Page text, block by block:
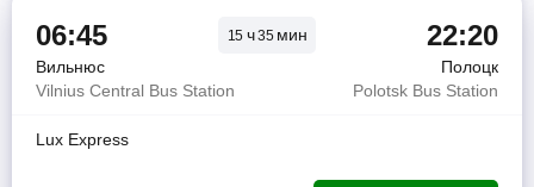
06:45 15 ч35 мин 22:20
Вильнюс
Полоцк
Vilnius Central Bus Station
Polotsk Bus Station
Lux Express